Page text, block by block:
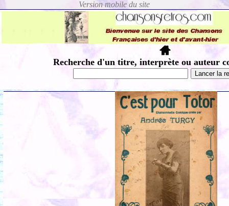
Recherche d'un titre, interprète ou auteur